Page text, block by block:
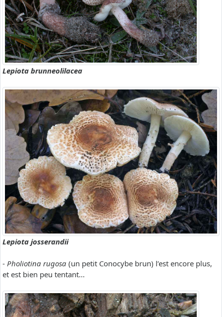
Lepiota brunneolilacea
Lepiota josserandii
- Pholiotina rugosa (un petit Conocybe brun) l’est encore plus,
et est bien peu tentant...